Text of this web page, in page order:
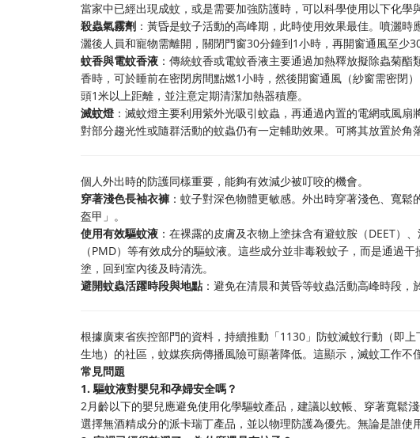
當家中已經出現成蚊，或是需要加強防護時，可以科學使用以下化學
殺蟲氣霧劑 ：黃昏是蚊子活動的高峰期，此時使用效果最佳。噴灑
灑後人員和寵物需離開，關閉門窗30分鐘到1小時，再開窗通風至少
蚊香與電蚊香液 ：傳統蚊香或電蚊香液主要通過加熱釋放擬除蟲菊
香時，可於睡前在密閉房間點燃1小時，然後開窗通風（紗窗需密閉
頭1米以上距離，並注意定期清潔加熱器積塵。
滅蚊燈 ：滅蚊燈主要利用紫外光吸引蚊蟲，再通過內置的電網或風
對部分趨光性或隨群活動的蚊蟲仍有一定輔助效果。可將其放置於角
個人外出時的防護同樣重要，能夠有效減少被叮咬的機會。
穿著淺色長袖衣褲 ：蚊子對深色物體更敏感。外出時穿著淺色、寬
盔甲」。
使用有效驅蚊液 ：在裸露的皮膚及衣物上塗抹含有避蚊胺（DEET
（PMD）等有效成分的驅蚊液。這些成分並非毒殺蚊子，而是通過
塗，回到室內後及時清洗。
避開蚊蟲活躍時段與地點 ：避免在清晨和黃昏等蚊蟲活動高峰時段，
根據廣東省疾控部門的資料，持續推動「1130」防蚊滅蚊行動（即
生地）的社區，蚊媒疾病傳播風險可顯著降低。這顯示，滅蚊工作不
常見問題
1. 驅蚊液對嬰兒和孕婦安全嗎？
2月齡以下的嬰兒應避免使用化學驅蚊產品，建議以蚊帳、穿著寬鬆
選擇無酒精成分的派卡瑞丁產品，並以物理防護為優先。無論是誰使